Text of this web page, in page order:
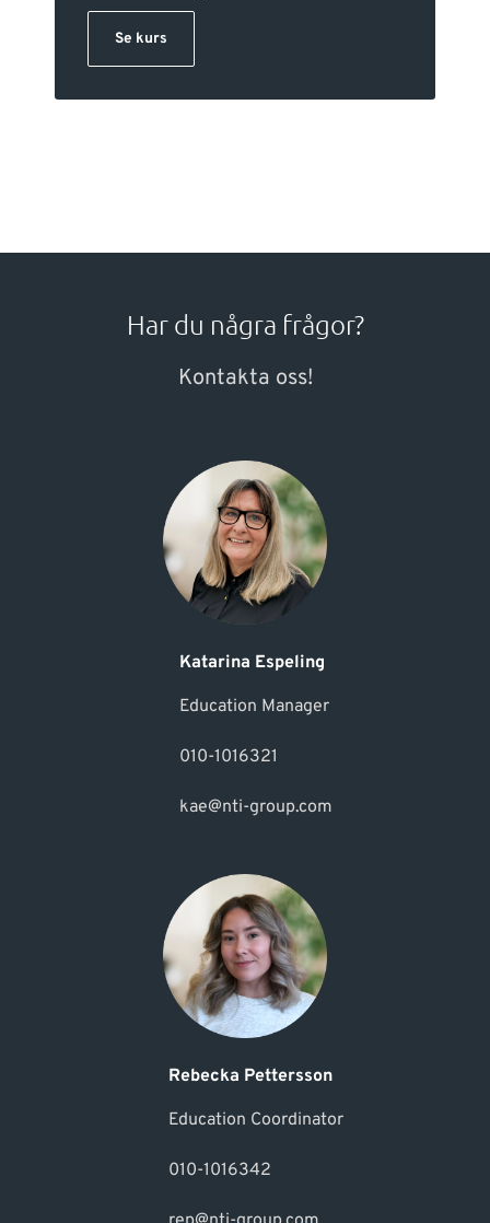
Se kurs
Har du några frågor?
Kontakta oss!
Katarina Espeling
Education Manager
010-1016321
kae@nti-group.com
Rebecka Pettersson
Education Coordinator
010-1016342